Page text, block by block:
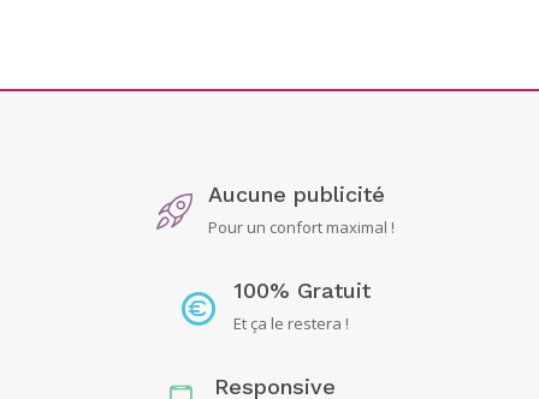
Aucune publicité
Pour un confort maximal !
100% Gratuit
Et ça le restera !
Responsive